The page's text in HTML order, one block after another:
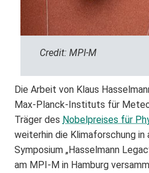
Credit: MPI-M
Die Arbeit von Klaus
Max-Planck-Instituts für
Träger des Nobelpreises für
weiterhin die Klimaforschung in
Symposium „Hasselmann
am MPI-M in Hamburg